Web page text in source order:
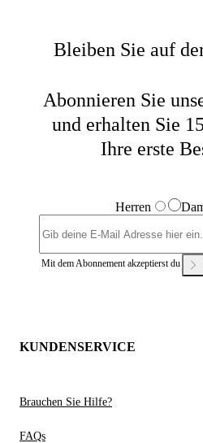
Bleiben Sie auf
Abonnieren Sie
und erhalten Sie
Ihre erste
Herren
Mit dem Abonnement akzeptierst du
KUNDENSERVICE
Brauchen Sie Hilfe?
FAQs